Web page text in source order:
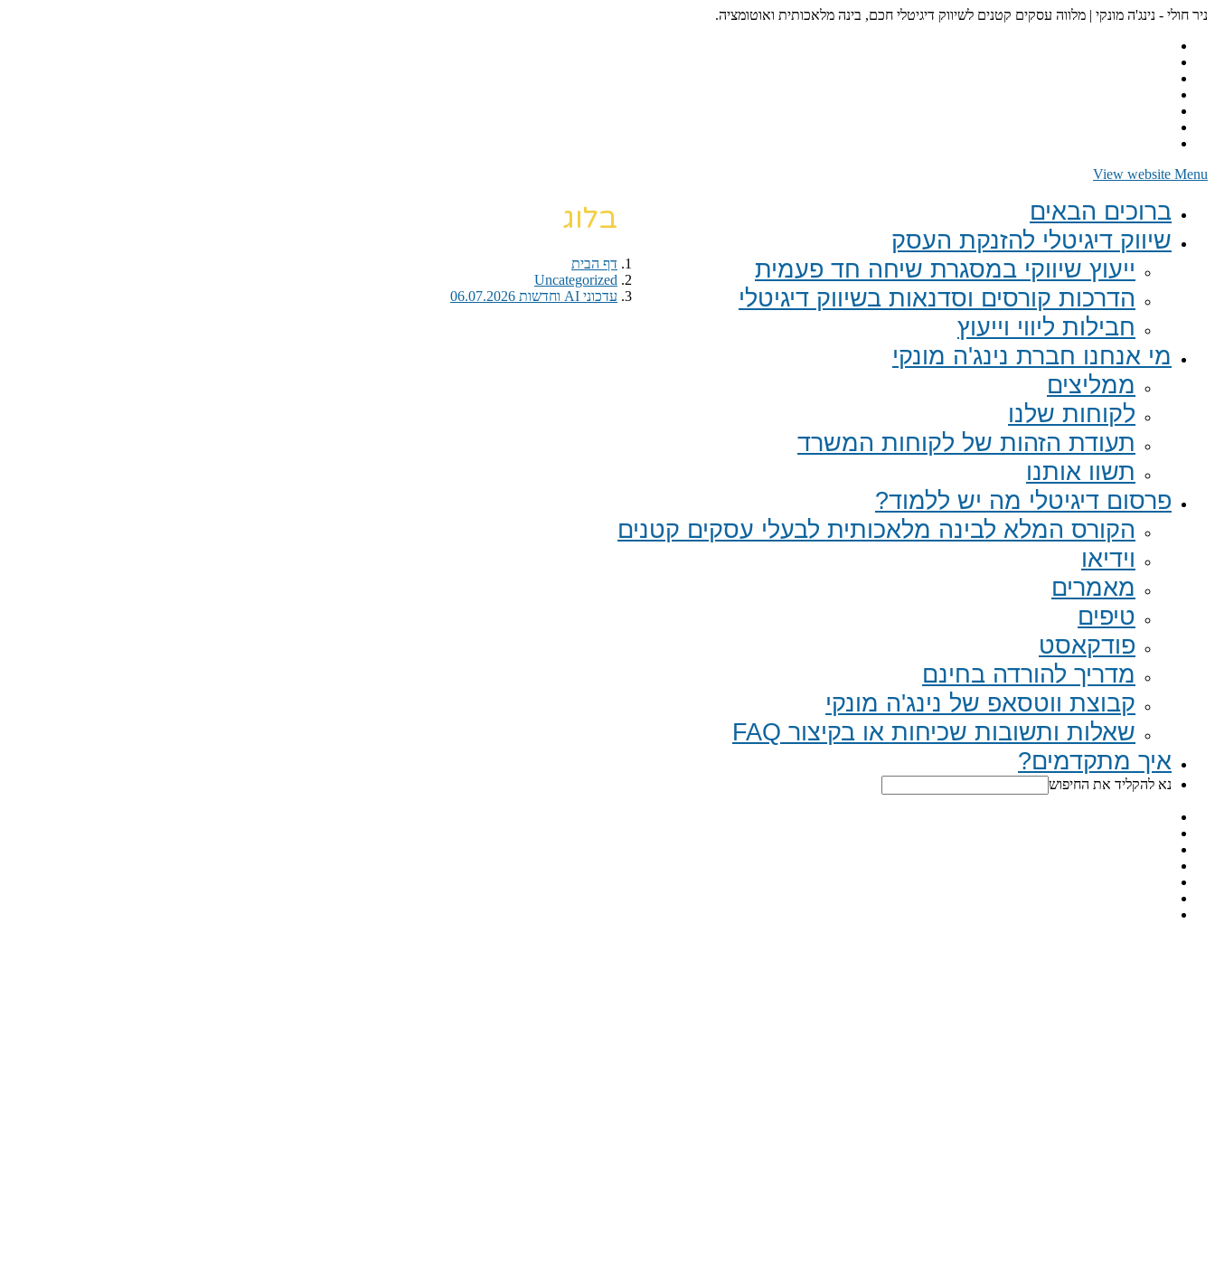
ניר חולי - נינג'ה מונקי | מלווה עסקים קטנים לשיווק דיגיטלי חכם, בינה מלאכותית ואוטומציה.
View website Menu
ברוכים הבאים
שיווק דיגיטלי להזנקת העסק
ייעוץ שיווקי במסגרת שיחה חד פעמית​
הדרכות קורסים וסדנאות בשיווק דיגיטלי
חבילות ליווי וייעוץ
מי אנחנו חברת נינג'ה מונקי
ממליצים
לקוחות שלנו
תעודת הזהות של לקוחות המשרד
תשוו אותנו
פרסום דיגיטלי מה יש ללמוד?
הקורס המלא לבינה מלאכותית לבעלי עסקים קטנים
וידיאו
מאמרים
טיפים
פודקאסט
מדריך להורדה בחינם
קבוצת ווטסאפ של נינג'ה מונקי​
שאלות ותשובות שכיחות או בקיצור FAQ
איך מתקדמים?
נא להקליד את החיפוש
בלוג
דף הבית
Uncategorized
עדכוני AI וחדשות 06.07.2026